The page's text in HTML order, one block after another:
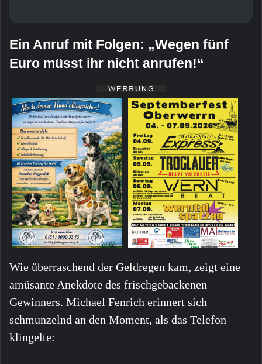
Ein Anruf mit Folgen: „Wegen fünf
Euro müsst ihr nicht anrufen!“
Wie überraschend der Geldregen kam, zeigt eine
amüsante Anekdote des frischgebackenen
Gewinners. Michael Fenrich erinnert sich
schmunzelnd an den Moment, als das Telefon
klingelte: